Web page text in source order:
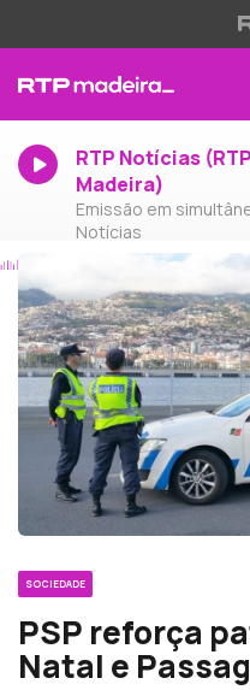
RTP Notícias (RTP
Madeira)
Emissão em
Notícias
SOCIEDADE
PSP reforça
Natal e